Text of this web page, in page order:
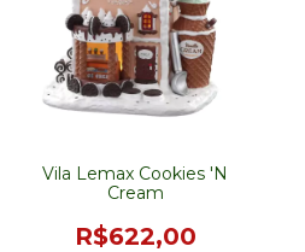
Vila Lemax Cookies 'N
Cream
R$622,00